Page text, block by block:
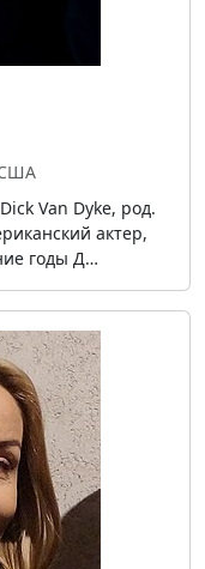
Van Dyke, род.
актер,
годы Д…